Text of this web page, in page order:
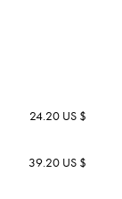
24.20 US $
39.20 US $